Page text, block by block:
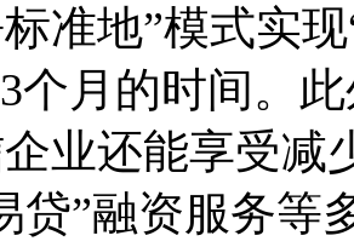
准地”模式实
个月的时间。
业还能享受减
贷”融资服务等